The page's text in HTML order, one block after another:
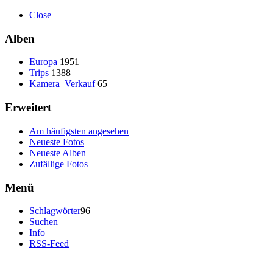
Close
Alben
Europa 1951
Trips 1388
Kamera_Verkauf 65
Erweitert
Am häufigsten angesehen
Neueste Fotos
Neueste Alben
Zufällige Fotos
Menü
Schlagwörter96
Suchen
Info
RSS-Feed